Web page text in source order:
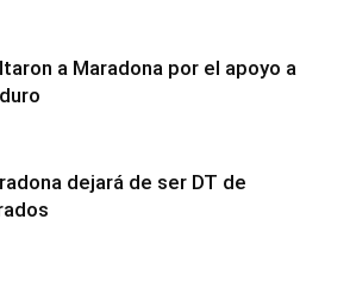
a Maradona por el apoyo a
dejará de ser DT de